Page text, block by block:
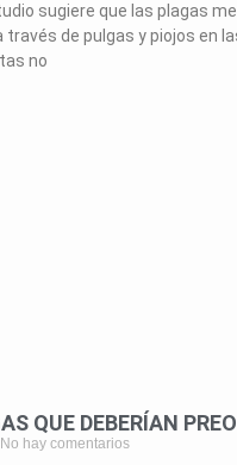
sugiere que las plagas
través de pulgas y piojos en
no
QUE DEBERÍAN
No hay comentarios